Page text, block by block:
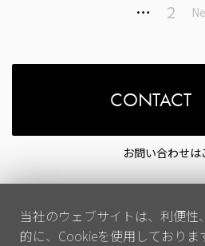
… 2
CONTACT
お問い合わせは
当社のウェブサイトは、利便性
的に、Cookieを使用しておりま